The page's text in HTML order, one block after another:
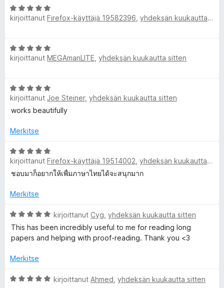
i
c
e
R
e
a
d
e
r
A
r
o
i
5
/
5
kirjoittanut Firefox-käyttäjä 19582396 yhdeksän kuukautta sitten
A
r
o
i
t
5
5
kirjoittanut MEGAmanLITE yhdeksän kuukautta sitten
A
r
v
o
t
u
5
5
kirjoittanut Joe Steiner, yhdeksän kuukautta sitten
works beautifully
Merkitse
A
r
v
o
t
u
5
5
kirjoittanut Firefox-käyttäjä 19514002 yhdeksän kuukautta sitten
ชอบมาก็อยากให้เพื่มภาษาไทยได้จะสนุกมาก
Merkitse
A
r
v
o
t
kirjoittanut Cyg yhdeksän kuukautta sitten
This has been incredibly useful to me for reading long
papers and helping with proof-reading. Thank you <3
Merkitse
A
kirjoittanut Ahmed yhdeksän kuukautta sitten